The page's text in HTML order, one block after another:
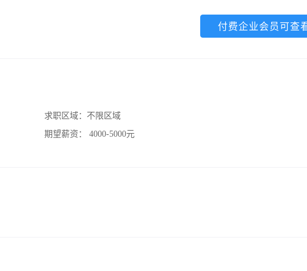
付费企业会员可查
求职区域： 不限区域
期望薪资：
4000-5000元